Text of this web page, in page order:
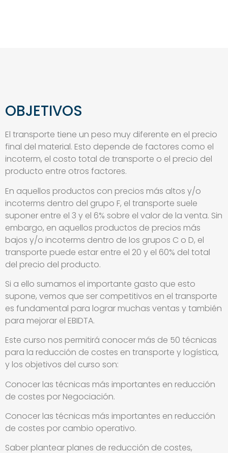
OBJETIVOS
El transporte tiene un peso muy diferente en el precio
final del material. Esto depende de factores como el
incoterm, el costo total de transporte o el precio del
producto entre otros factores.
En aquellos productos con precios más altos y/o
incoterms dentro del grupo F, el transporte suele
suponer entre el 3 y el 6% sobre el valor de la venta. Sin
embargo, en aquellos productos de precios más
bajos y/o incoterms dentro de los grupos C o D, el
transporte puede estar entre el 20 y el 60% del total
del precio del producto.
Si a ello sumamos el importante gasto que esto
supone, vemos que ser competitivos en el transporte
es fundamental para lograr muchas ventas y también
para mejorar el EBIDTA.
Este curso nos permitirá conocer más de 50 técnicas
para la reducción de costes en transporte y logística,
y los objetivos del curso son:
Conocer las técnicas más importantes en reducción
de costes por Negociación.
Conocer las técnicas más importantes en reducción
de costes por cambio operativo.
Saber plantear planes de reducción de costes,